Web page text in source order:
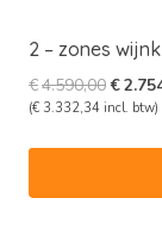
2 – zones
€4.590,00
prijs
€
(€ 3.332,34 incl. btw)